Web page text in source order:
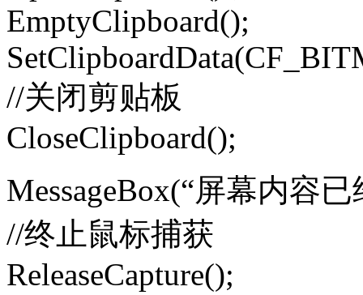
EmptyClipboard();
//关闭剪贴板
CloseClipboard();
MessageBox(“屏幕内容
//终止鼠标捕获
ReleaseCapture();